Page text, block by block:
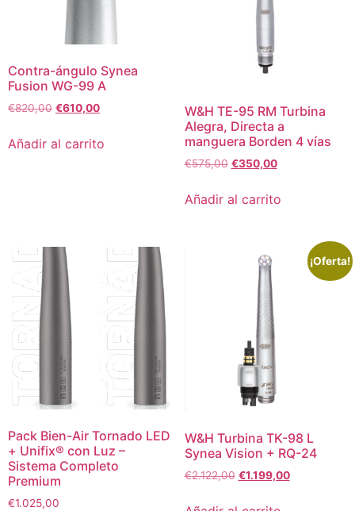
Contra-ángulo Synea
Fusion WG-99 A
€820,00 €610,00
Añadir al carrito
W&H TE-95 RM Turbina
Alegra, Directa a
manguera Borden 4 vías
€575,00 €350,00
Añadir al carrito
Pack Bien-Air Tornado LED
+ Unifix® con Luz –
Sistema Completo
Premium
€1.025,00
¡Oferta!
W&H Turbina TK-98 L
Synea Vision + RQ-24
€2.122,00 €1.199,00